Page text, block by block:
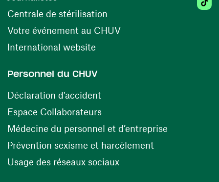
Centrale de stérilisation (opens in a new window)
Votre événement au CHUV(opens in a new
International website
Personnel du CHUV
Déclaration d'accident
Espace Collaborateurs(opens in a new window)
Médecine du personnel et d’entreprise
Prévention sexisme et harcèlement
Usage des réseaux sociaux(opens in a new